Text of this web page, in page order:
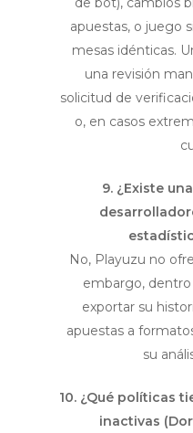
apuestas, o juego
mesas idénticas.
una revisión
solicitud de
o, en casos
9. ¿Existe
No, Playuzu no
embargo,
exportar su
apuestas a
su
10. ¿Qué políticas
inactivas